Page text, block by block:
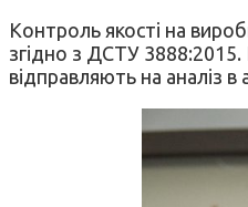
Контроль якості на
згідно з ДСТУ
відправляють на аналіз в